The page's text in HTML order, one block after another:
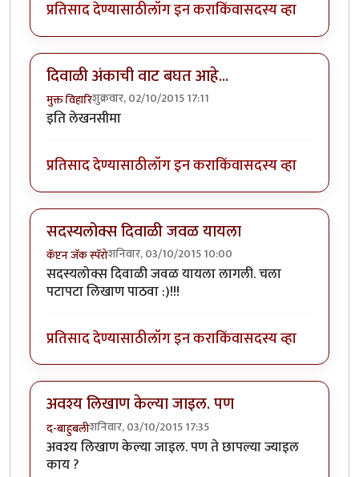
प्रतिसाद देण्यासाठीलॉग इन कराकिंवासदस्य व्हा
दिवाळी अंकाची वाट बघत आहे...
मुक्त विहारिशुक्रवार, 02/10/2015 17:11
इति लेखनसीमा
प्रतिसाद देण्यासाठीलॉग इन कराकिंवासदस्य व्हा
सदस्यलोक्स दिवाळी जवळ यायला
कॅप्टन जॅक स्पॅरोशनिवार, 03/10/2015 10:00
सदस्यलोक्स दिवाळी जवळ यायला लागली. चला
पटापटा लिखाण पाठवा :)!!!
प्रतिसाद देण्यासाठीलॉग इन कराकिंवासदस्य व्हा
अवश्य लिखाण केल्या जाइल. पण
द-बाहुबलीशनिवार, 03/10/2015 17:35
अवश्य लिखाण केल्या जाइल. पण ते छापल्या ज्याइल
काय ?